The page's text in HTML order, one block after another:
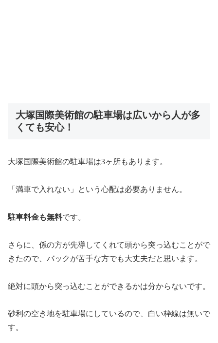
大塚国際美術館の駐車場は広いから人が多
くても安心！
大塚国際美術館の駐車場は3ヶ所もあります。
「満車で入れない」という心配は必要ありません。
駐車料金も無料です。
さらに、係の方が先導してくれて頭から突っ込むことがで
きたので、バックが苦手な方でも大丈夫だと思います。
絶対に頭から突っ込むことができるかは分からないです。
砂利の空き地を駐車場にしているので、白い枠線は無いで
す。